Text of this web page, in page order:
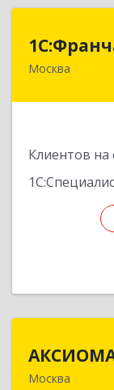
Москва
Клиентов
117149,
Москва105066,